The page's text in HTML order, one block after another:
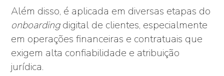
Além disso, é aplicada em diversas etapas do
onboardingdigital de clientes, especialmente
em operações financeiras e contratuais que
exigem alta confiabilidade e atribuição
jurídica.